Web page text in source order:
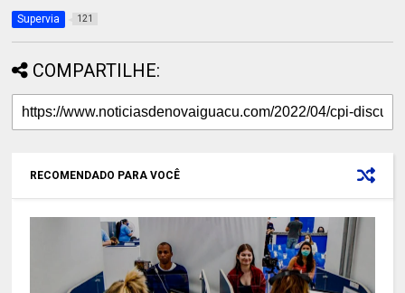
Supervia 121
COMPARTILHE:
RECOMENDADO PARA VOCÊ